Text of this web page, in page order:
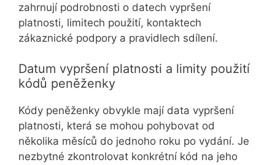
zahrnují podrobnosti o datech vypršení
platnosti, limitech použití, kontaktech
zákaznické podpory a pravidlech sdílení.
Datum vypršení platnosti a limity použití
kódů peněženky
Kódy peněženky obvykle mají data vypršení
platnosti, která se mohou pohybovat od
několika měsíců do jednoho roku po vydání. Je
nezbytné zkontrolovat konkrétní kód na jeho